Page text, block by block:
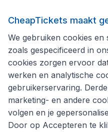
MEER INSPIRATIE
CheapTickets maakt
We gebruiken cookies en
zoals gespecificeerd in
cookies zorgen ervoor
werken en analytische
gebruikerservaring.
marketing- en andere
volgen en je
Door op Accepteren te